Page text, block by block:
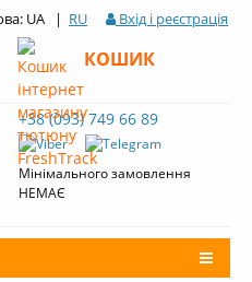
UA | RU Вхід і реєстрація
+38 (093) 749 66 89
Мінімального замовлення
НЕМАЄ
КОШИК